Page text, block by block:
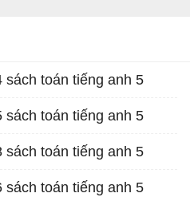
sách toán tiếng anh 5
sách toán tiếng anh 5
sách toán tiếng anh 5
sách toán tiếng anh 5